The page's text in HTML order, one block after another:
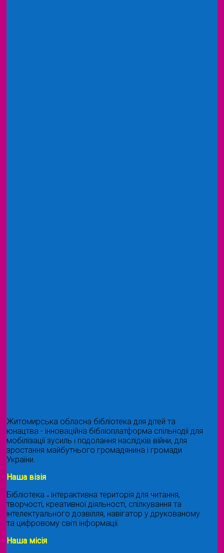
Житомирська обласна бібліотека для дітей та
юнацтва - інноваційна бібліоплатформа спільнодії для
мобілізації зусиль і подолання наслідків війни, для
зростання майбутнього громадянина і громади
України.
Наша візія
Бібліотека ˗ інтерактивна територія для читання,
творчості, креативної діяльності, спілкування та
інтелектуального дозвілля, навігатор у друкованому
та цифровому світі інформації.
Наша місія